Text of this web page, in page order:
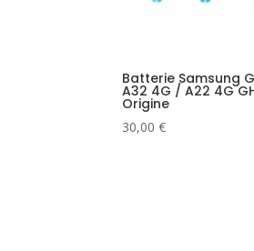
Batterie Samsung
A32 4G / A22 4G
Origine
30,00€